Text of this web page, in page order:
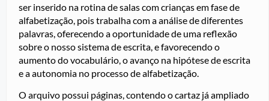
ser inserido na rotina de salas com crianças em fase de
alfabetização, pois trabalha com a análise de diferentes
palavras, oferecendo a oportunidade de uma reflexão
sobre o nosso sistema de escrita, e favorecendo o
aumento do vocabulário, o avanço na hipótese de escrita
e a autonomia no processo de alfabetização.
O arquivo possui páginas, contendo o cartaz já ampliado